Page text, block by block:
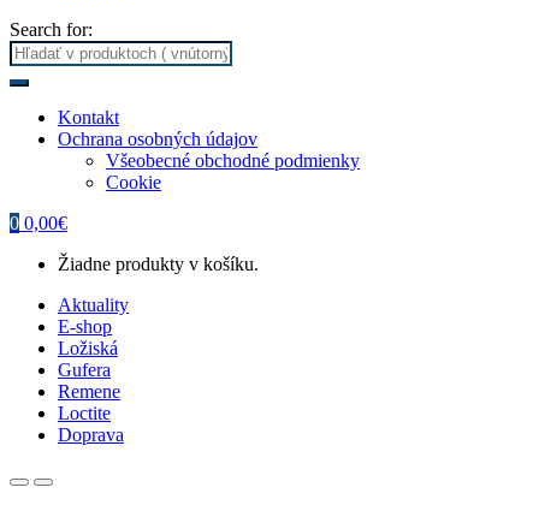
Search for:
Kontakt
Ochrana osobných údajov
Všeobecné obchodné podmienky
Cookie
0 0,00€
Žiadne produkty v košíku.
Aktuality
E-shop
Ložiská
Gufera
Remene
Loctite
Doprava